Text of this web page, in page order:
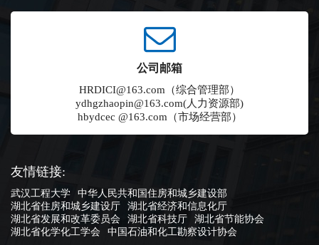
公司邮箱
HRDICI@163.com（综合管理部）
ydhgzhaopin@163.com(人力资源部)
hbydcec @163.com（市场经营部）
友情链接:
武汉工程大学
中华人民共和国住房和城乡建设部
湖北省住房和城乡建设厅
湖北省经济和信息化厅
湖北省发展和改革委员会
湖北省科技厅
湖北省节能协会
湖北省化学化工学会
中国石油和化工勘察设计协会